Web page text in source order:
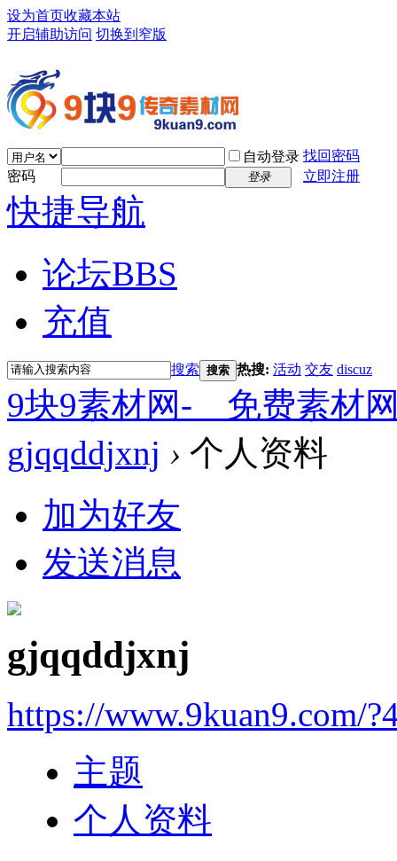
设为首页收藏本站
开启辅助访问 切换到窄版
自动登录 找回密码
密码
登录 立即注册
快捷导航
论坛BBS
充值
搜索 搜索 热搜: 活动 交友 discuz
9块9素材网-＿免费素材
gjqqddjxnj › 个人资料
加为好友
发送消息
gjqqddjxnj
https://www.9kuan9.com/
主题
个人资料